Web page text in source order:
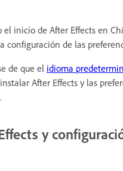
inicio de After Effects en
configuración de las
de que el idioma
After Effects y las
y